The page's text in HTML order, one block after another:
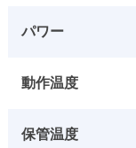
パワー
動作温度
保管温度